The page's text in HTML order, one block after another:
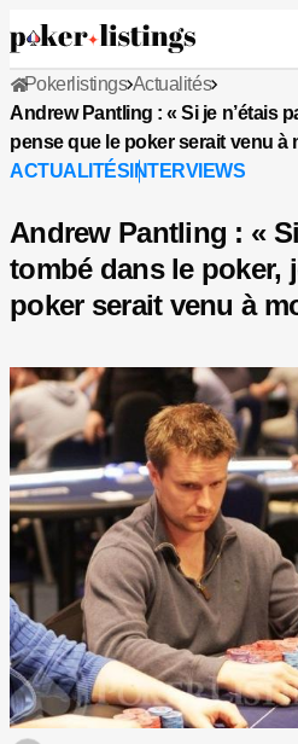
Pokerlistings Actualités
Andrew Pantling : « Si je n’étais
pense que le poker serait venu à
ACTUALITÉS INTERVIEWS
Andrew Pantling : «
tombé dans le poker,
poker serait venu à